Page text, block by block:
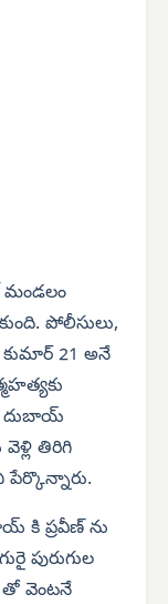
పోలీసులు,
కుమార్ 21 అనే
దుబాయ్
తిరిగి
కి ప్రవీణ్ ను
పురుగుల
తో వెంటనే